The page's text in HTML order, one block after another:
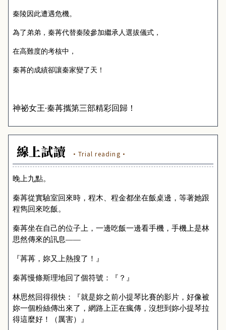
秦陵因此遭遇危機。
為了弟弟，秦苒代替秦陵參加繼承人選拔儀式，
在高難度的考核中，
秦苒的成績卻讓秦家變了天！
神祕女王‧秦苒攜第三部精彩回歸！
線上試讀 ·Trial reading·
晚上九點。
秦苒從實驗室回來時，程木、程金都坐在飯桌邊，等著她跟
程雋回來吃飯。
秦苒坐在自己的位子上，一邊吃飯一邊看手機，手機上是林
思然傳來的訊息——
『苒苒，妳又上熱搜了！』
秦苒慢條斯理地回了個符號：『？』
林思然回得很快：『就是妳之前小提琴比賽的影片，好像被
妳一個粉絲傳出來了，網路上正在瘋傳，沒想到妳小提琴拉
得這麼好！（厲害）』